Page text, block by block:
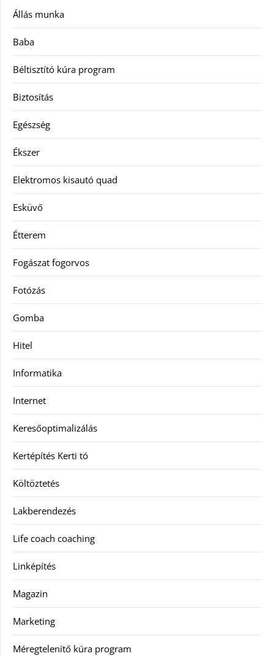
Állás munka
Baba
Béltisztító kúra program
Biztosítás
Egészség
Ékszer
Elektromos kisautó quad
Esküvő
Étterem
Fogászat fogorvos
Fotózás
Gomba
Hitel
Informatika
Internet
Keresőoptimalizálás
Kertépítés Kerti tó
Költöztetés
Lakberendezés
Life coach coaching
Linképítés
Magazin
Marketing
Méregtelenítő kúra program